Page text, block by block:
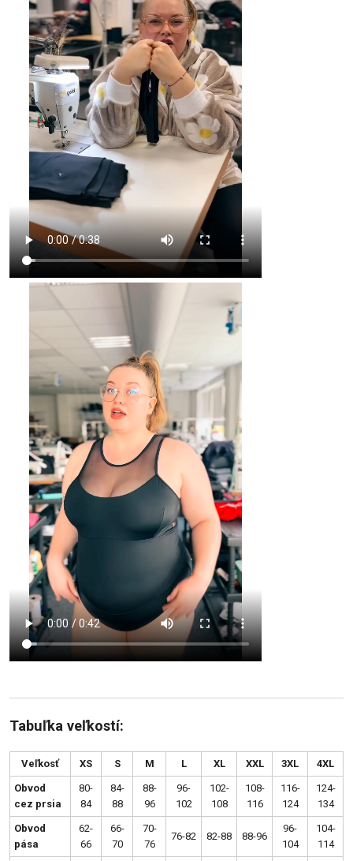
Tabuľka veľkostí:
Veľkosť XS S M L XL XXL 3XL 4XL
Obvod
cez prsia
80-
84
84-
88
88-
96
96-
102
102-
108
108-
116
116-
124
124-
134
Obvod
pása
62-
66
66-
70
70-
76
76-82 82-88 88-96
96-
104
104-
114